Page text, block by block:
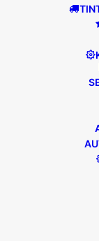
Afsal Kottal,